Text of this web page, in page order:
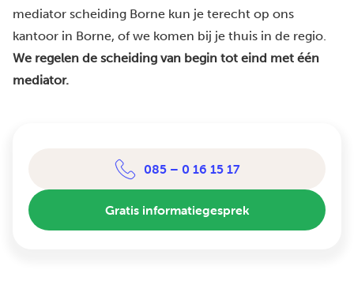
mediator scheiding Borne kun je terecht op ons
kantoor in Borne, of we komen bij je thuis in de regio.
We regelen de scheiding van begin tot eind met één
mediator.
085 – 0 16 15 17
Gratis informatiegesprek